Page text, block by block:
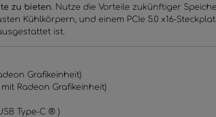
zu bieten. Nutze die Vorteile zukünftiger
Kühlkörpern, und einem PCIe 5.0 x16-
ist.
Grafikeinheit)
Radeon Grafikeinheit)
Type-C ® )